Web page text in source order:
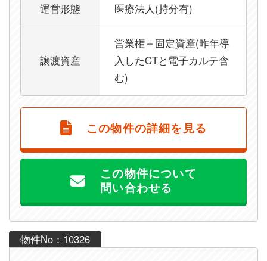
運営形態 医療法人(持分有)
譲渡資産
営業権＋固定資産(昨年導
入したCTと電子カルテ含
む)
この物件の詳細を見る
この物件について
問い合わせる
物件No：10326